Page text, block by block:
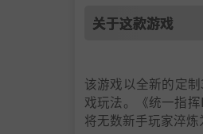
关于这款游戏
该游戏以全新的定
戏玩法。《统一指
将无数新手玩家淬炼